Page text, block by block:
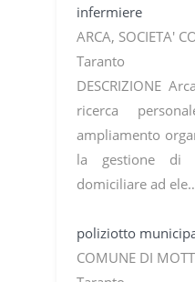
infermiere
ARCA, SOCIETA'
Taranto
DESCRIZIONE
ricerca
ampliamento
la gestione di
domiciliare ad
poliziotto
COMUNE DI